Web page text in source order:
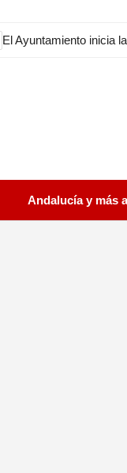
Andalucía y más